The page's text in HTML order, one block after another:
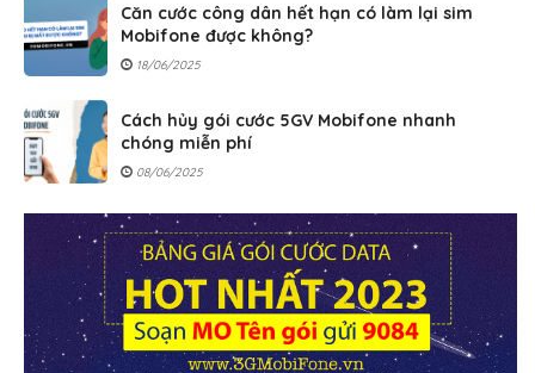
Căn cước công dân hết hạn có làm lại sim
Mobifone được không?
18/06/2025
Cách hủy gói cước 5GV Mobifone nhanh
chóng miễn phí
08/06/2025